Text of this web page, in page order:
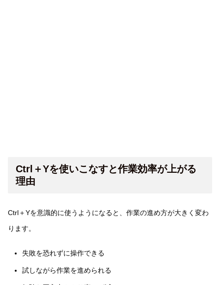
Ctrl＋Yを使いこなすと作業効率が上がる
理由
Ctrl＋Yを意識的に使うようになると、作業の進め方が大きく変わ
ります。
失敗を恐れずに操作できる
試しながら作業を進められる